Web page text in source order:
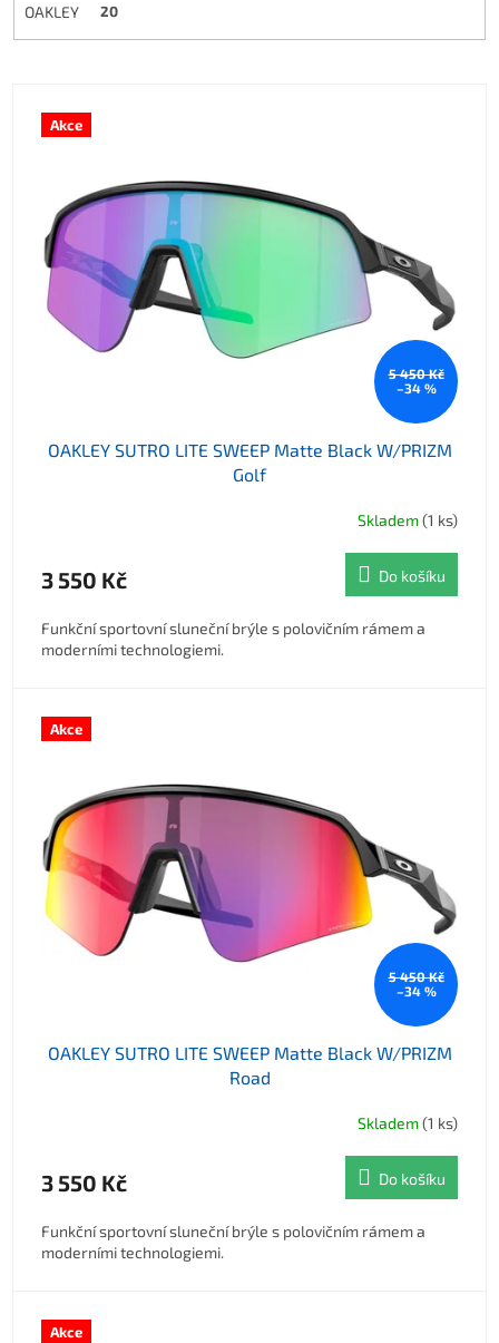
OAKLEY 20
Akce
5 450 Kč
–34 %
OAKLEY SUTRO LITE SWEEP Matte Black W/PRIZM
Golf
Skladem(1 ks)
3 550 Kč Do košíku
Funkční sportovní sluneční brýle s polovičním rámem a
moderními technologiemi.
Akce
5 450 Kč
–34 %
OAKLEY SUTRO LITE SWEEP Matte Black W/PRIZM
Road
Skladem(1 ks)
3 550 Kč Do košíku
Funkční sportovní sluneční brýle s polovičním rámem a
moderními technologiemi.
Akce